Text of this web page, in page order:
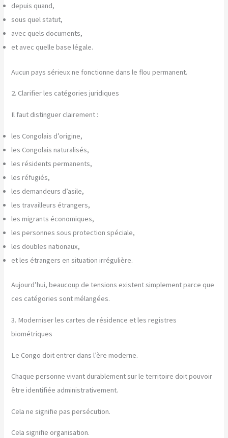
depuis quand,
sous quel statut,
avec quels documents,
et avec quelle base légale.
Aucun pays sérieux ne fonctionne dans le flou permanent.
2. Clarifier les catégories juridiques
Il faut distinguer clairement :
les Congolais d’origine,
les Congolais naturalisés,
les résidents permanents,
les réfugiés,
les demandeurs d’asile,
les travailleurs étrangers,
les migrants économiques,
les personnes sous protection spéciale,
les doubles nationaux,
et les étrangers en situation irrégulière.
Aujourd’hui, beaucoup de tensions existent simplement parce que
ces catégories sont mélangées.
3. Moderniser les cartes de résidence et les registres
biométriques
Le Congo doit entrer dans l’ère moderne.
Chaque personne vivant durablement sur le territoire doit pouvoir
être identifiée administrativement.
Cela ne signifie pas persécution.
Cela signifie organisation.